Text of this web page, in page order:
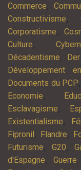
Commerce,
Constructivisme,
Corporatisme,
Culture,
Décadentisme,
Développement
Documents du PCP,
Economie,
Esclavagisme,
Existentialisme,
Fipronil , Flandre,
Futurisme, G20,
d'Espagne,